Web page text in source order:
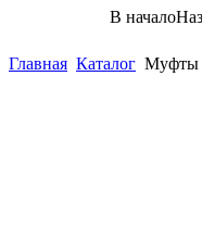
В начало
Главная Каталог